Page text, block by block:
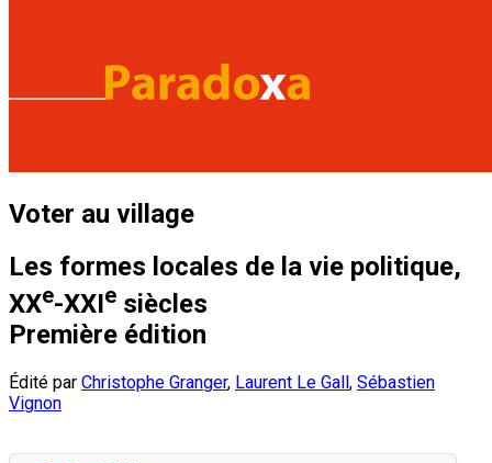
Voter au village
Les formes locales de la vie politique,
XXe-XXIe siècles
Première édition
Édité par Christophe Granger, Laurent Le Gall, Sébastien
Vignon